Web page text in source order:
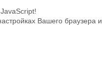
Вашего браузера и